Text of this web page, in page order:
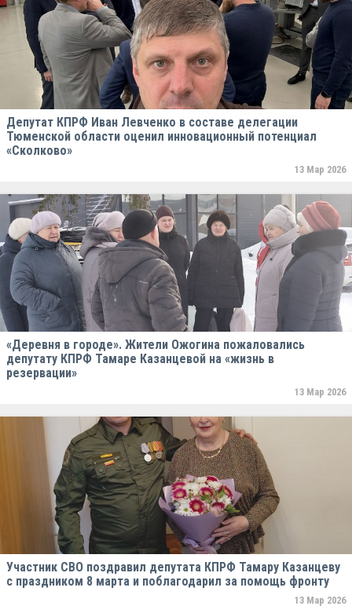
Депутат КПРФ Иван Левченко в составе делегации
Тюменской области оценил инновационный потенциал
«Сколково»
13 Мар 2026
«Деревня в городе». Жители Ожогина пожаловались
депутату КПРФ Тамаре Казанцевой на «жизнь в
резервации»
13 Мар 2026
Участник СВО поздравил депутата КПРФ Тамару Казанцеву
с праздником 8 марта и поблагодарил за помощь фронту
13 Мар 2026